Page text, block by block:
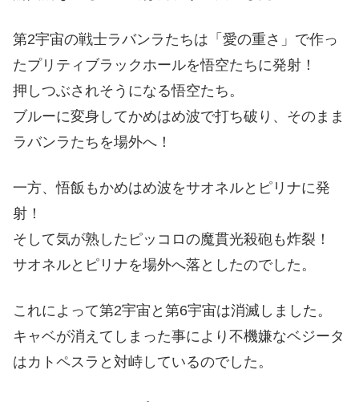
第2宇宙の戦士ラバンラたちは「愛の重さ」で作っ
たプリティブラックホールを悟空たちに発射！
押しつぶされそうになる悟空たち。
ブルーに変身してかめはめ波で打ち破り、そのまま
ラバンラたちを場外へ！
一方、悟飯もかめはめ波をサオネルとピリナに発
射！
そして気が熟したピッコロの魔貫光殺砲も炸裂！
サオネルとピリナを場外へ落としたのでした。
これによって第2宇宙と第6宇宙は消滅しました。
キャベが消えてしまった事により不機嫌なベジータ
はカトペスラと対峙しているのでした。